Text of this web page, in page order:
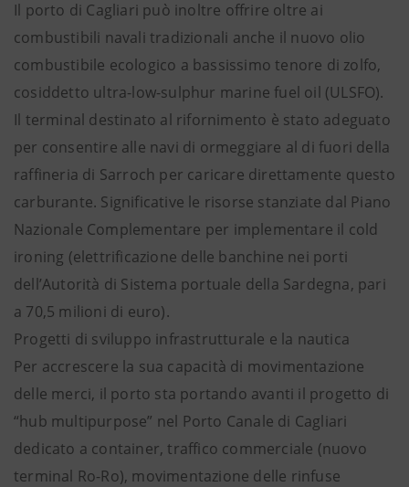
Il porto di Cagliari può inoltre offrire oltre ai
combustibili navali tradizionali anche il nuovo olio
combustibile ecologico a bassissimo tenore di zolfo,
cosiddetto ultra-low-sulphur marine fuel oil (ULSFO).
Il terminal destinato al rifornimento è stato adeguato
per consentire alle navi di ormeggiare al di fuori della
raffineria di Sarroch per caricare direttamente questo
carburante. Significative le risorse stanziate dal Piano
Nazionale Complementare per implementare il cold
ironing (elettrificazione delle banchine nei porti
dell’Autorità di Sistema portuale della Sardegna, pari
a 70,5 milioni di euro).
Progetti di sviluppo infrastrutturale e la nautica
Per accrescere la sua capacità di movimentazione
delle merci, il porto sta portando avanti il progetto di
“hub multipurpose” nel Porto Canale di Cagliari
dedicato a container, traffico commerciale (nuovo
terminal Ro-Ro), movimentazione delle rinfuse